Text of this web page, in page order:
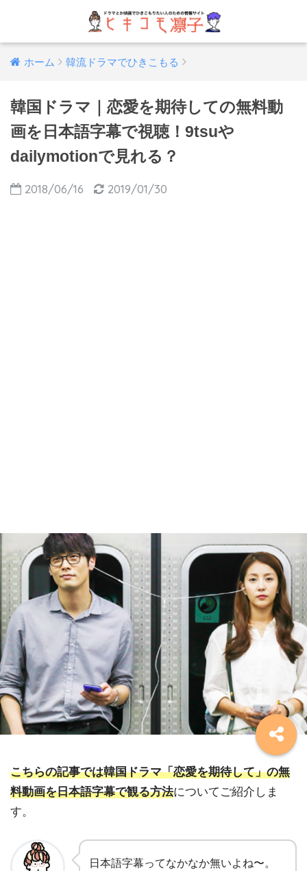
ホーム 韓流ドラマでひきこもる
韓国ドラマ｜恋愛を期待しての無料動
画を日本語字幕で視聴！9tsuや
dailymotionで見れる？
2018/06/16 2019/01/30
こちらの記事では韓国ドラマ「恋愛を期待して」の無
料動画を日本語字幕で観る方法についてご紹介しま
す。
日本語字幕ってなかなか無いよね〜。